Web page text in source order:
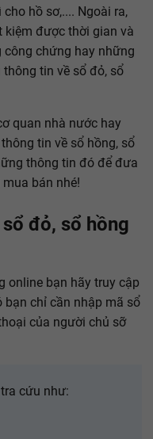
hồ sơ,.... Ngoài ra,
kiệm được thời gian và
chứng hay những
tin về sổ đỏ, sổ
quan nhà nước hay
tin về sổ hồng, sổ
thông tin đó để đưa
bán nhé!
đỏ, sổ hồng
online bạn hãy truy cập
bạn chỉ cần nhập mã sổ
của người chủ sỡ
cứu như: